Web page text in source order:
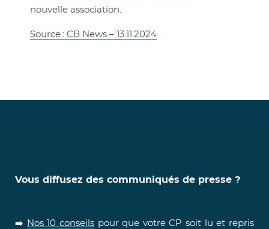
nouvelle association.
Source : CB News – 13.11.2024
Vous diffusez des communiqués de presse ?
➡️ Nos 10 conseilspour que votre CP soit lu et repris